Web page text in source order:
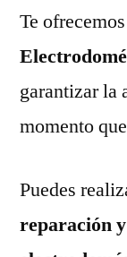
Te
garantizar la
momento
Puedes
reparación